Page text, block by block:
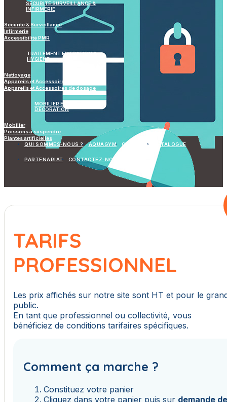
SÉCURITÉ SURVEILLANCE &
INFIRMERIE
Sécurité & Surveillance
Infirmerie
Accessibilité PMR
TRAITEMENT FILTRATION &
HYGIÈNE
Nettoyage
Appareils et Accessoires de mesure
Appareils et Accessoires de dosage
MOBILIER ET
DECORATION
Mobilier
Poissons à suspendre
Plantes artificielles
QUI SOMMES-NOUS ?
AQUAGYM GALERIES CATALOGUE
PARTENARIAT CONTACTEZ-NOUS
TARIFS
PROFESSIONNEL
Les prix affichés sur notre site sont HT et pour le
public.
En tant que professionnel ou collectivité, vous
bénéficiez de conditions tarifaires spécifiques.
Comment ça marche ?
Constituez votre panier
Cliquez dans votre panier puis sur demande